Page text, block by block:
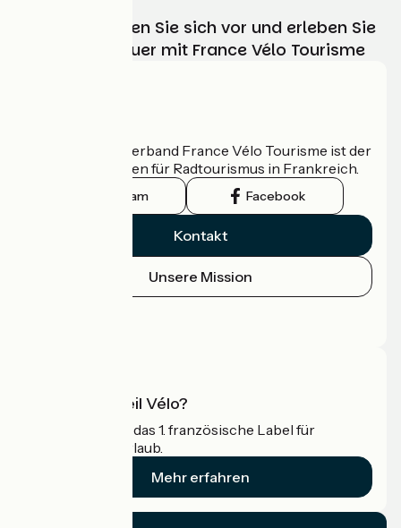
Wählen, bereiten Sie sich vor und erleben Sie
Ihr Radabenteuer mit France Vélo Tourisme
Der nationale Verband France Vélo Tourisme ist der
offizielle Leitfaden für Radtourismus in Frankreich.
Instagram Facebook
Kontakt
Unsere Mission
Was ist Accueil Vélo?
Accueil Vélo ist das 1. französische Label für
Radfahrer im Urlaub.
Mehr erfahren